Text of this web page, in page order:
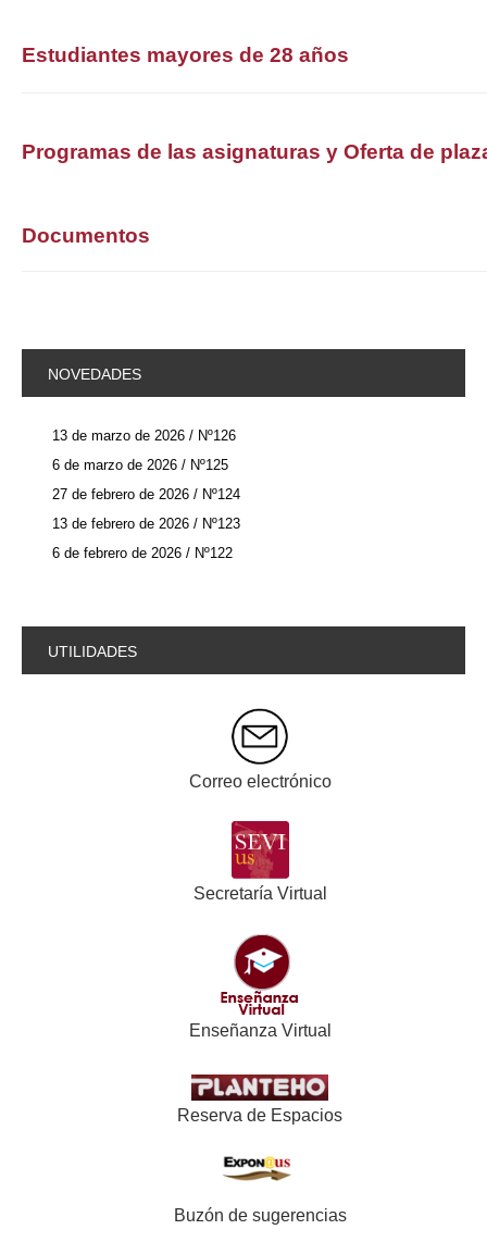
Estudiantes mayores de 28 años
Programas de las asignaturas y Oferta de
Documentos
NOVEDADES
13 de marzo de 2026 / Nº126
6 de marzo de 2026 / Nº125
27 de febrero de 2026 / Nº124
13 de febrero de 2026 / Nº123
6 de febrero de 2026 / Nº122
UTILIDADES
Correo electrónico
Secretaría Virtual
Enseñanza Virtual
Reserva de Espacios
Buzón de sugerencias